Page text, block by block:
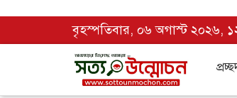
বৃহস্পতিবার, ০৬ অগাস্ট ২০২৬,